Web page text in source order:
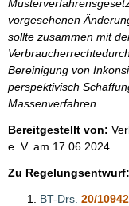
vorgesehenen
sollte zusammen mit
Bereinigung von
perspektivisch
Massenverfahren
Bereitgestellt von:
e. V. am 17.06.2024
Zu Regelungsentwurf:
BT-Drs. 20/10942